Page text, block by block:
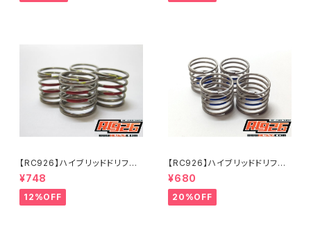
【RC926】ハイブリッドドリフト
スプリング【ツイン】 ミディアム-
1.4 レッド（4個入り） KN-D
ST14
¥748
12%OFF
【RC926】ハイブリッドドリフト
スプリング【ツイン】 スーパーソ
フト-1.2 ブルー（4個入り） K
N-DST02
¥680
20%OFF